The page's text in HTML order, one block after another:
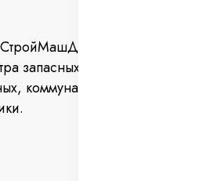
занимается
запасных частей для
коммунальных машин и